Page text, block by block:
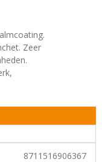
Zeer
8711516906367